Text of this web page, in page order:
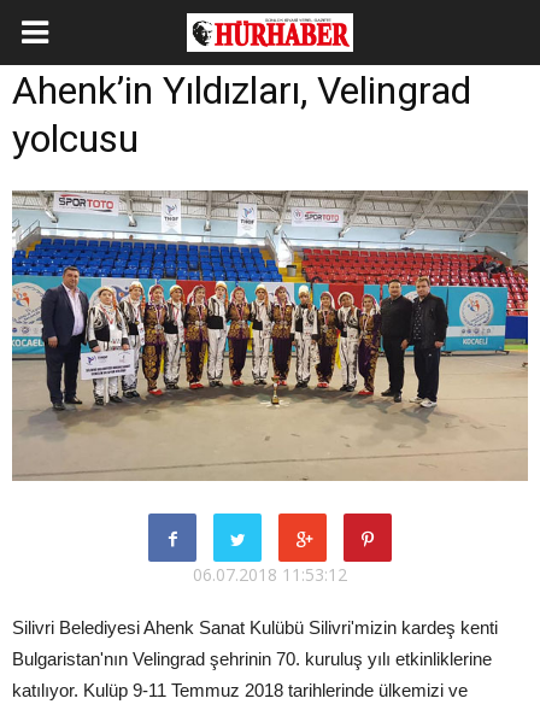
Ahenk’in Yıldızları, Velingrad
yolcusu
06.07.2018 11:53:12
Silivri Belediyesi Ahenk Sanat Kulübü Silivri'mizin kardeş kenti
Bulgaristan'nın Velingrad şehrinin 70. kuruluş yılı etkinliklerine
katılıyor. Kulüp 9-11 Temmuz 2018 tarihlerinde ülkemizi ve